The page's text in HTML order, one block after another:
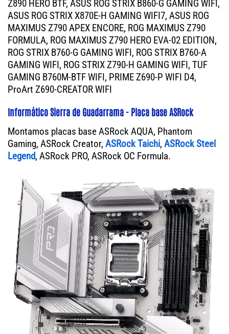
Z890 HERO BTF, ASUS ROG STRIX B860-G GAMING WIFI,
ASUS ROG STRIX X870E-H GAMING WIFI7, ASUS ROG
MAXIMUS Z790 APEX ENCORE, ROG MAXIMUS Z790
FORMULA, ROG MAXIMUS Z790 HERO EVA-02 EDITION,
ROG STRIX B760-G GAMING WIFI, ROG STRIX B760-A
GAMING WIFI, ROG STRIX Z790-H GAMING WIFI, TUF
GAMING B760M-BTF WIFI, PRIME Z690-P WIFI D4,
ProArt Z690-CREATOR WIFI
Informático Sierra de Guadarrama - Placa base ASRock
Montamos placas base ASRock AQUA, Phantom
Gaming, ASRock Creator, ASRock Taichi, ASRock Steel
Legend, ASRock PRO, ASRock OC Formula.